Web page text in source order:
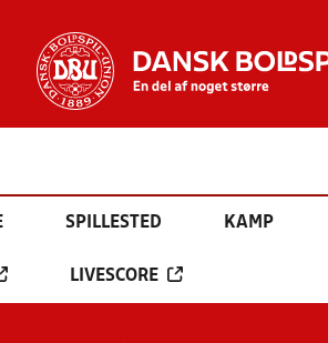
SPILLESTED KAMP
LIVESCORE